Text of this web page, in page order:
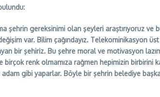
şehrin gereksinimi olan şeyleri araştırıyoruz
var. Bilim çağındayız. Telekominikasyon
bir şehiriz. Bu şehre moral ve motivasyon
birçok renk olmamıza rağmen hepimizin
gibi yaparlar. Böyle bir şehrin belediye